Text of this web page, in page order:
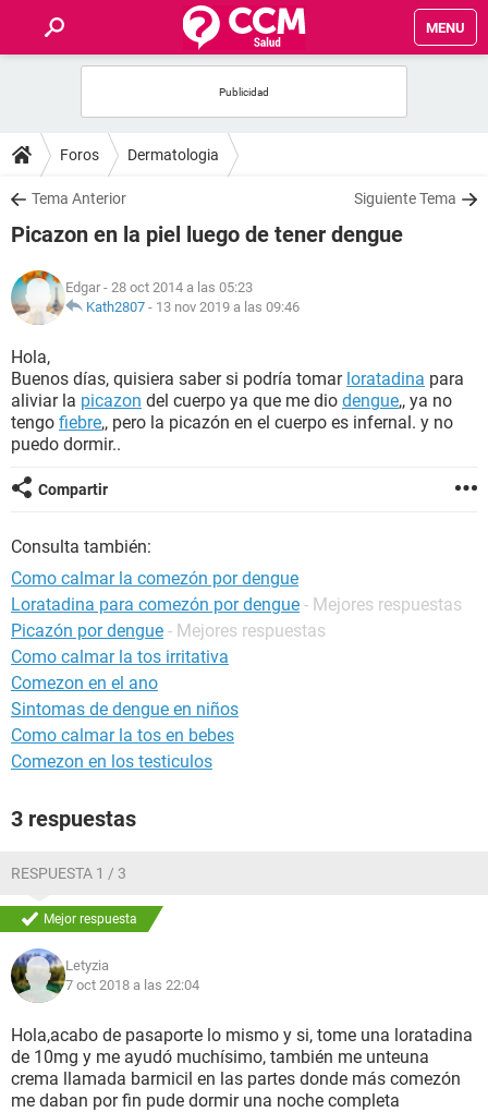
MENU
FOROS
SALUD
NUTRICIÓN
BIENESTAR
SEXUALIDAD
GLOSARIO
Foros Dermatologia
Tema Anterior Siguiente Tema
Picazon en la piel luego de tener dengue
Edgar - 28 oct 2014 a las 05:23
Kath2807 - 13 nov 2019 a las 09:46
Hola,
Buenos días, quisiera saber si podría tomar loratadina para
aliviar la picazon del cuerpo ya que me dio dengue,, ya no
tengo fiebre,, pero la picazón en el cuerpo es infernal. y no
puedo dormir..
Compartir
Consulta también:
Como calmar la comezón por dengue
Loratadina para comezón por dengue - Mejores respuestas
Picazón por dengue - Mejores respuestas
Como calmar la tos irritativa
Comezon en el ano
Sintomas de dengue en niños
Como calmar la tos en bebes
Comezon en los testiculos
3 respuestas
RESPUESTA 1 / 3
Mejor respuesta
Letyzia
7 oct 2018 a las 22:04
Hola,acabo de pasaporte lo mismo y si, tome una loratadina
de 10mg y me ayudó muchísimo, también me unteuna
crema llamada barmicil en las partes donde más comezón
me daban por fin pude dormir una noche completa